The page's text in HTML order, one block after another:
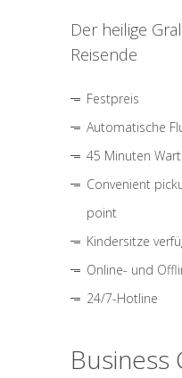
Der heilige
Reisende
Festpreis
Automatische
45 Minuten
Convenient
point
Kindersitze
Online- und
24/7-Hotline
Business